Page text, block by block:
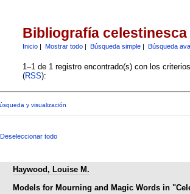
Bibliografía celestinesca
Inicio| Mostrar todo| Búsqueda simple| Búsqueda
1–1 de 1 registro encontrado(s) con los
(RSS):
y visualización
Deseleccionar todo
Haywood, Louise M.
Models for Mourning and Magic Words in